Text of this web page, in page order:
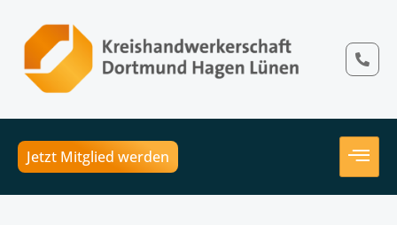
Jetzt Mitglied werden